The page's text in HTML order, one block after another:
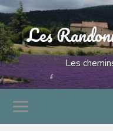
Les
Les